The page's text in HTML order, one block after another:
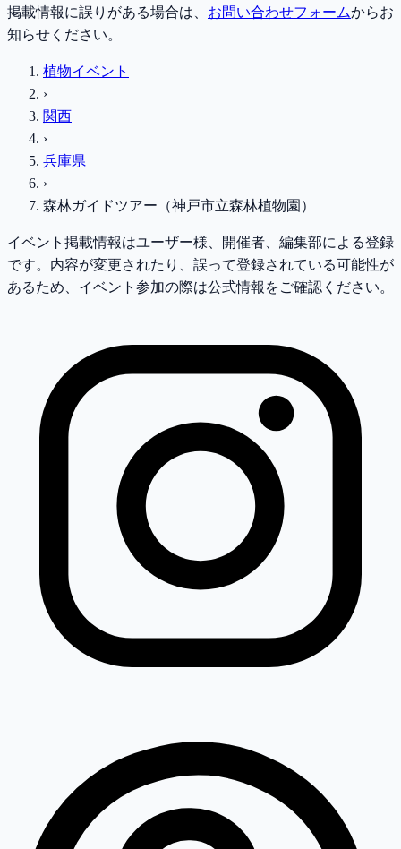
掲載情報に誤りがある場合は、 お問い合わせフォームからお
知らせください。
植物イベント
›
関西
›
兵庫県
›
森林ガイドツアー（神戸市立森林植物園）
イベント掲載情報はユーザー様、開催者、編集部による登録
です。内容が変更されたり、誤って登録されている可能性が
あるため、イベント参加の際は公式情報をご確認ください。